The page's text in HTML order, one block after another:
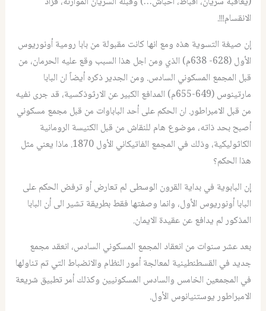
الانقسام!!!.
إن صيغة التسوية هذه ومع انها كانت مقبولة من بابا رومية أونوريوس
الأول (628- 638م) الذي ومن اجل هذا السبب وقع عليه الحرمان، من
قبل المجمع المسكوني السادس. ومن الجدير ذكره أيضاً ان البابا
مارتينوس (649-655م) المدافع الكبير عن الارثوذكسية، قد جرى نفيه
من قبل الامبراطور. ان الحكم على أحد الباباوات من قبل مجمع مسكوني
أصبح بحد ذاته، موضوع هام للنقاش من قبل الكنيسة الرومانية
الكاثوليكية، وذلك في المجمع الفاتيكاني الأول 1870. ماذا يعني مثل
هذا الحكم؟
إن البابوية في بداية القرون الوسطى لم تعارض أو ترفض الحكم على
البابا أونوريوس الأول، وانما وصفتها فقط بطريقة تشير الى أن البابا
المذكور لم يدافع عن عقيدة الايمان.
بعد عشر سنوات من انعقاد المجمع المسكوني السادس، انعقد مجمع
جديد في القسطنطينية لمعالجة أمور النظام والانضباط التي تم تناولها
في المجمعين الخامس والسادس المسكونيين وكذلك أمر تطبيق شريعة
الامبراطور يوستنيانوس الأول.